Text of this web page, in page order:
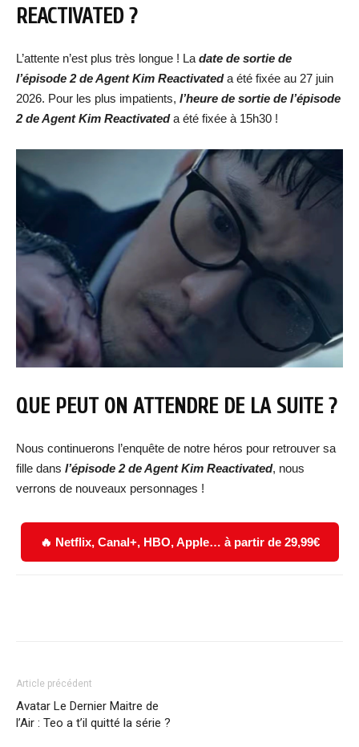
REACTIVATED ?
L’attente n’est plus très longue ! La date de sortie de
l’épisode 2 de Agent Kim Reactivateda été fixée au 27 juin
2026. Pour les plus impatients, l’heure de sortie de l’épisode
2 de Agent Kim Reactivateda été fixée à 15h30 !
QUE PEUT ON ATTENDRE DE LA SUITE ?
Nous continuerons l’enquête de notre héros pour retrouver sa
fille dans l’épisode 2 de Agent Kim Reactivated, nous
verrons de nouveaux personnages !
🔥 Netflix, Canal+, HBO, Apple… à partir de 29,99€
Article précédent
Avatar Le Dernier Maitre de
l’Air : Teo a t’il quitté la série ?